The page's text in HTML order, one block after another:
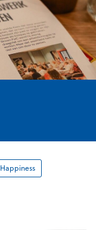
Happiness